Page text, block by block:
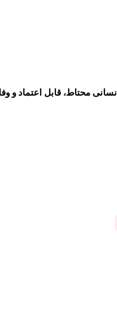
انسانی محتاط، قابل اعتماد و